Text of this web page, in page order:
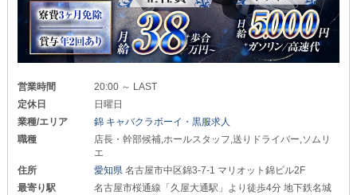
営業時間
20:00 ～ LAST
定休日
日曜日
業種/エリア
錦 キャバクラボーイ・黒服求人
職種
店長・幹部候補,ホールスタッフ,送りドライバー,ソムリ
エ
住所
愛知県名古屋市中区錦3-7-1 マリオット錦ビル2F
最寄り駅
名古屋市桜通線「久屋大通駅」より徒歩4分 地下鉄名城